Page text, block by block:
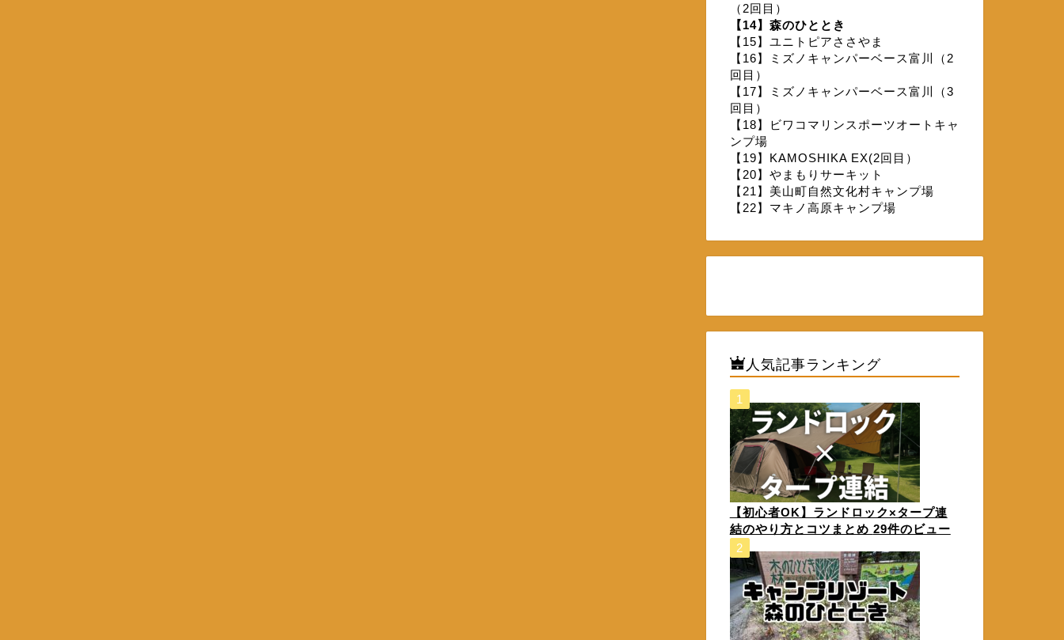
（2回目）
【14】森のひととき
【15】ユニトピアささやま
【16】ミズノキャンパーベース富川（2
回目）
【17】ミズノキャンパーベース富川（3
回目）
【18】ビワコマリンスポーツオートキャ
ンプ場
【19】KAMOSHIKA EX(2回目）
【20】やまもりサーキット
【21】美山町自然文化村キャンプ場
【22】マキノ高原キャンプ場
人気記事ランキング
【初心者OK】ランドロック×タープ連
結のやり方とコツまとめ 29件のビュー